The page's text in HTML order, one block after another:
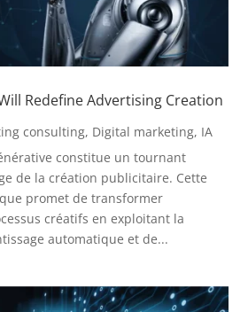
Redefine Advertising Creation
consulting, Digital marketing, IA
constitue un tournant
de la création publicitaire. Cette
promet de transformer
créatifs en exploitant la
automatique et de...